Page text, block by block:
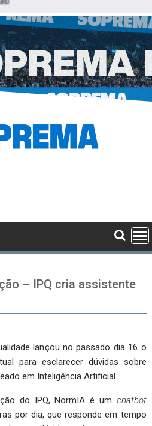
– IPQ cria assistente
lançou no passado dia 16 o
para esclarecer dúvidas sobre
em Inteligência Artificial.
do IPQ, NormIA é um chatbot
por dia, que responde em tempo